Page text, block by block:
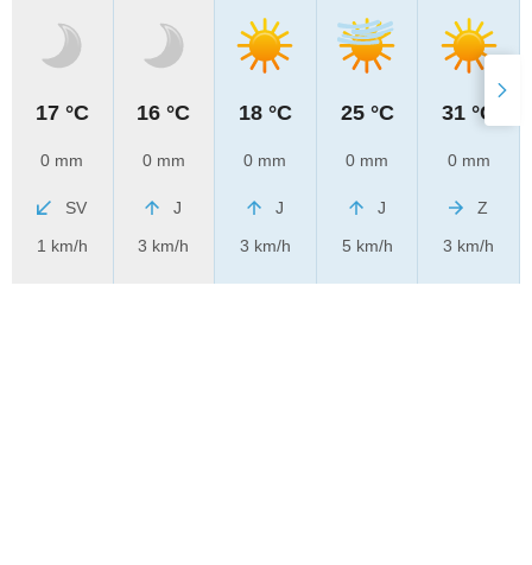
17 °C
0 mm
SV
1 km/h
16 °C
0 mm
J
3 km/h
18 °C
0 mm
J
3 km/h
25 °C
0 mm
J
5 km/h
31 °C
0 mm
Z
3 km/h